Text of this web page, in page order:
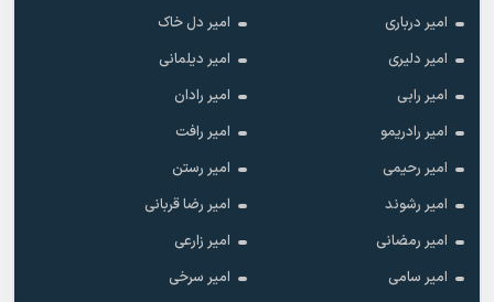
امیر درباری
امیر دل خاک
امیر دلیری
امیر دیلمانی
امیر رابی
امیر رادان
امیر رادریمو
امیر رافت
امیر رحیمی
امیر رستن
امیر رشوند
امیر رضا قربانی
امیر رمضانی
امیر زارعی
امیر سامی
امیر سرخی